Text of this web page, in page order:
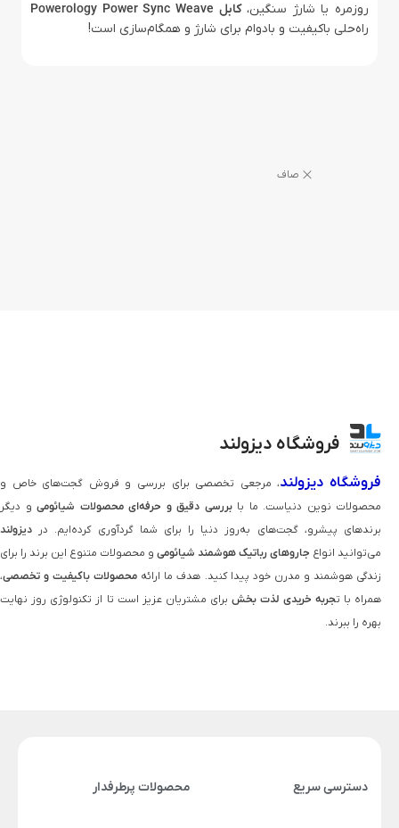
روزمره یا شارژ سنگین،کابل Powerology Power Sync Weave
راه‌حلی باکیفیت و بادوام برای شارژ و همگام‌سازی است!
فروشگاه دیزولند
فروشگاه دیزولند، مرجعی تخصصی برای بررسی و فروش گجت‌های خاص و
محصولات نوین دنیاست. ما بابررسی دقیق و حرفه‌ای محصولات شیائومی و دیگر
برندهای پیشرو، گجت‌های به‌روز دنیا را برای شما گردآوری کرده‌ایم. در دیزولند
می‌توانید انواع جاروهای رباتیک هوشمند شیائومی و محصولات متنوع این برند را برای
زندگی هوشمند و مدرن خود پیدا کنید. هدف ما ارائه محصولات باکیفیت و تخصصی،
همراه با تجربه خریدی لذت‌ بخشبرای مشتریان عزیز است تا از تکنولوژی روز نهایت
بهره را ببرند.
دسترسی سریع محصولات پرطرفدار